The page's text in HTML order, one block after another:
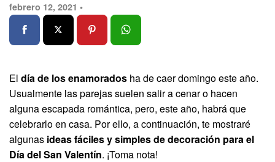
febrero 12, 2021 •
El día de los enamorados ha de caer domingo este año.
Usualmente las parejas suelen salir a cenar o hacen
alguna escapada romántica, pero, este año, habrá que
celebrarlo en casa. Por ello, a continuación, te mostraré
algunas ideas fáciles y simples de decoración para el
Día del San Valentín. ¡Toma nota!